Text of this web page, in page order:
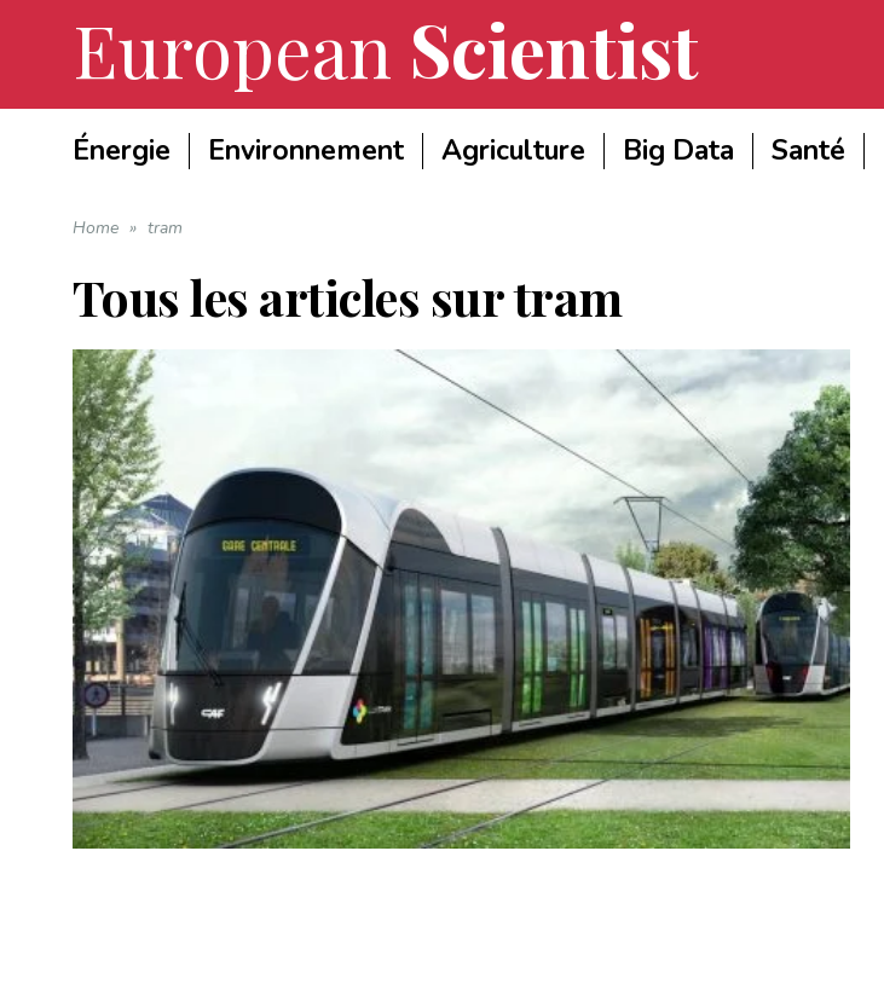
European Scientist
Énergie Environnement Agriculture Big Data Santé
Home » tram
Tous les articles surtram